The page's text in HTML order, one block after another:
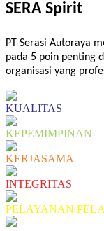
SERA Spirit
PT Serasi Autoraya
pada 5 poin penting
organisasi yang
KUALITAS
KEPEMIMPINAN
KERJASAMA
INTEGRITAS
PELAYANAN